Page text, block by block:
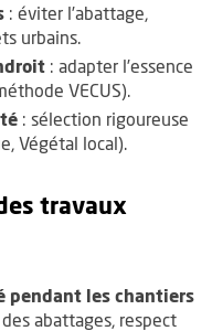
: éviter l’abattage,
urbains.
: adapter l’essence
VECUS).
: sélection rigoureuse
Végétal local).
travaux
pendant les chantiers
abattages, respect